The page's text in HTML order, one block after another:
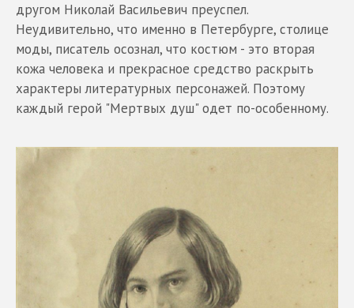
другом Николай Васильевич преуспел.
Неудивительно, что именно в Петербурге, столице
моды, писатель осознал, что костюм - это вторая
кожа человека и прекрасное средство раскрыть
характеры литературных персонажей. Поэтому
каждый герой "Мертвых душ" одет по-особенному.